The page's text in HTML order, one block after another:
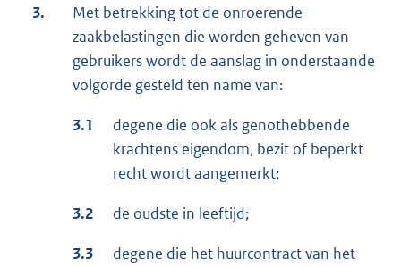
3.
Met betrekking tot de onroerende-
zaakbelastingen die worden geheven van
gebruikers wordt de aanslag in onderstaande
volgorde gesteld ten name van:
3.1
degene die ook als genothebbende
krachtens eigendom, bezit of beperkt
recht wordt aangemerkt;
3.2 de oudste in leeftijd;
3.3
degene die het huurcontract van het